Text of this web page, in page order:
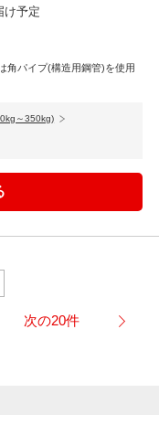
け予定
角パイプ(構造用鋼管)を使用
～350kg)
次の20件